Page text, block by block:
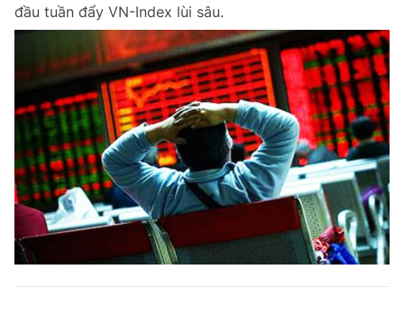
đầu tuần đẩy VN-Index lùi sâu.